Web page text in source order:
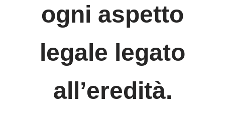
ogni aspetto
legale legato
all’eredità.